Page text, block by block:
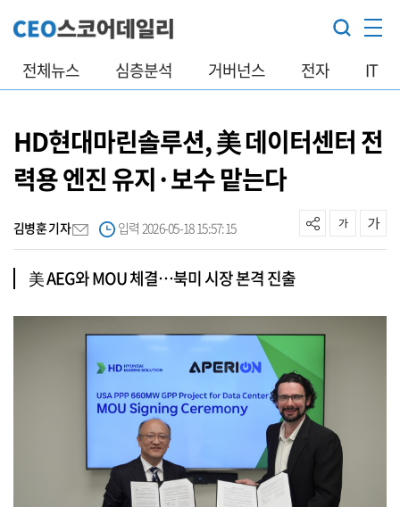
전체뉴스 심층분석 거버넌스 전자 IT
HD현대마린솔루션, 美 데이터센터 전
력용 엔진 유지·보수 맡는다
김병훈 기자 입력 2026-05-18 15:57:15
美 AEG와 MOU 체결…북미 시장 본격 진출